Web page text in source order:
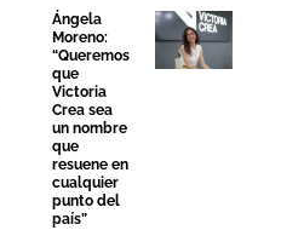
Ángela
Moreno:
“Queremos
que
Victoria
Crea sea
un nombre
que
resuene en
cualquier
punto del
país”